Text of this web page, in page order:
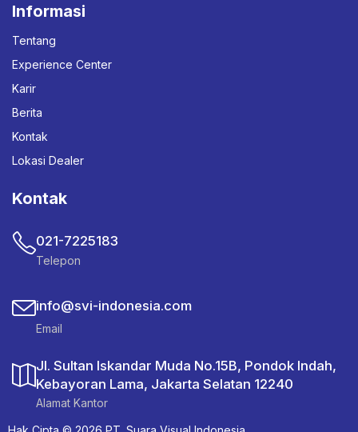
Informasi
Tentang
Experience Center
Karir
Berita
Kontak
Lokasi Dealer
Kontak
021-7225183
Telepon
info@svi-indonesia.com
Email
Jl. Sultan Iskandar Muda No.15B, Pondok Indah,
Kebayoran Lama, Jakarta Selatan 12240
Alamat Kantor